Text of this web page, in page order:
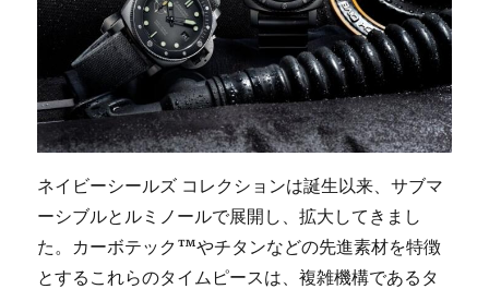
ネイビーシールズ コレクションは誕生以来、サブマ
ーシブルとルミノールで展開し、拡大してきまし
た。カーボテック™やチタンなどの先進素材を特徴
とするこれらのタイムピースは、複雑機構であるタ